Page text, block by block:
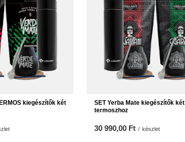
kiegészítők két
SET Yerba Mate kiegészítők két
termoszhoz
30 990,00 Ft / készlet